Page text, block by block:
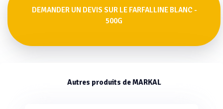
DEMANDER UN DEVIS SUR LE FARFALLINE BLANC -
500G
Autres produits de MARKAL